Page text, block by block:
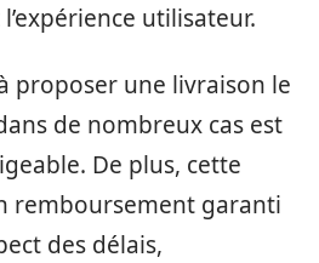
utilisateur.
à proposer une livraison le
de nombreux cas est
De plus, cette
remboursement garanti
des délais,